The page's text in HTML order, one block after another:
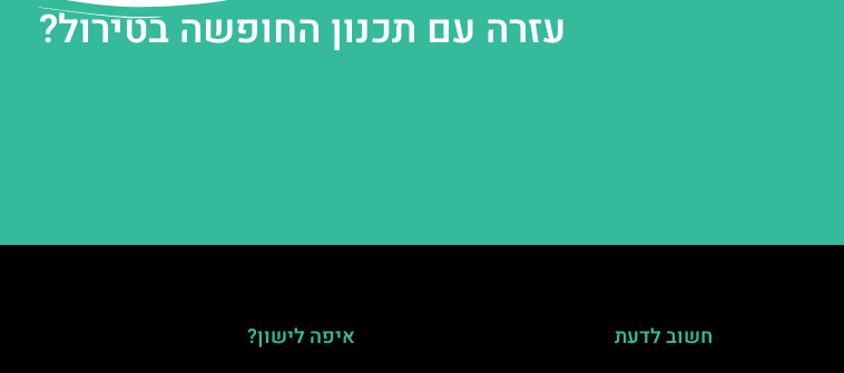
עזרה עם תכנון החופשה בטירול?
חשוב לדעת
איפה לישון?